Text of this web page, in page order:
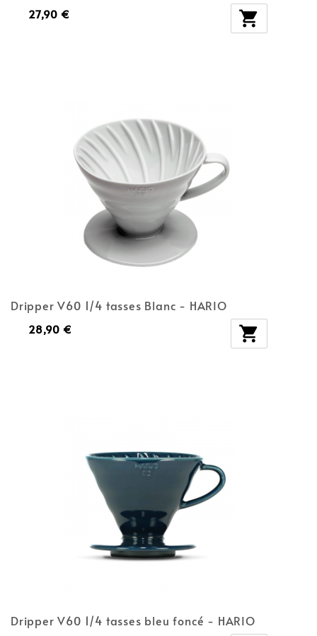
27,90 € 
Dripper V60 1/4 tasses Blanc - HARIO
28,90 € 
Dripper V60 1/4 tasses bleu foncé - HARIO